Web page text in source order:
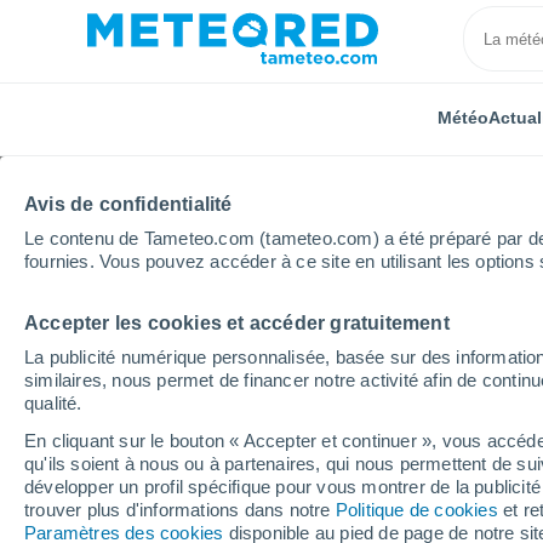
Avis de confidentialité
Le contenu de Tameteo.com (tameteo.com) a été préparé par
fournies. Vous pouvez accéder à ce site en utilisant les options
Accepter les cookies et accéder gratuitement
La publicité numérique personnalisée, basée sur des
similaires, nous permet de financer notre activité afin de
qualité.
En cliquant sur le bouton « Accepter et continuer », vous
qu'ils soient à nous ou à partenaires, qui nous permettent de
développer un profil spécifique pour vous montrer de la
trouver plus d'informations dans notre Politique de cookies et
Paramètres des cookies disponible au pied de page de notre
Météo
Accueil Hauts-de-France Oise Ecuvilly
Météo Ecuvilly
04:01 Vendredi
Ciel dégagé